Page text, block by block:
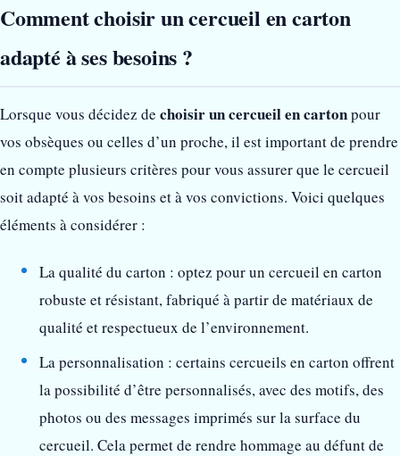
Comment choisir un cercueil en carton
adapté à ses besoins ?
Lorsque vous décidez de choisir un cercueil en cartonpour
vos obsèques ou celles d’un proche, il est important de prendre
en compte plusieurs critères pour vous assurer que le cercueil
soit adapté à vos besoins et à vos convictions. Voici quelques
éléments à considérer :
La qualité du carton : optez pour un cercueil en carton
robuste et résistant, fabriqué à partir de matériaux de
qualité et respectueux de l’environnement.
La personnalisation : certains cercueils en carton offrent
la possibilité d’être personnalisés, avec des motifs, des
photos ou des messages imprimés sur la surface du
cercueil. Cela permet de rendre hommage au défunt de